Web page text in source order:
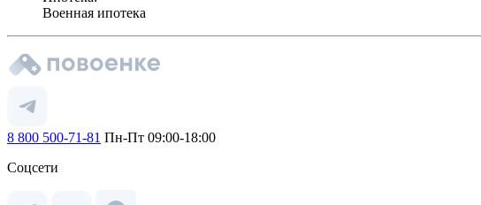
Военная ипотека
8 800 500-71-81 Пн-Пт 09:00-18:00
Соцсети